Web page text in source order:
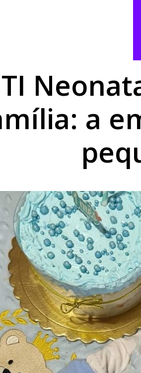
Umuarama volta a receber
a